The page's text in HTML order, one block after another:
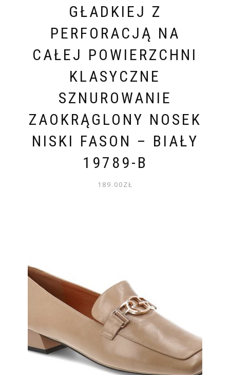
GŁADKIEJ Z
PERFORACJĄ NA
CAŁEJ POWIERZCHNI
KLASYCZNE
SZNUROWANIE
ZAOKRĄGLONY NOSEK
NISKI FASON – BIAŁY
19789-B
189.00ZŁ